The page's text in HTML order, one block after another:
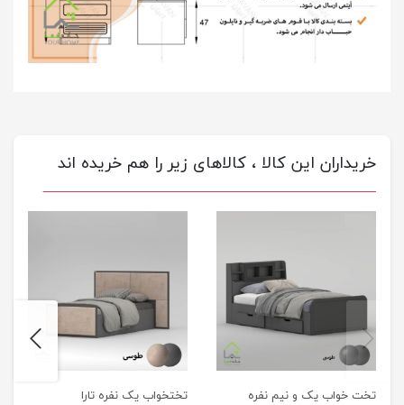
خریداران این کالا ، کالاهای زیر را هم خریده اند
تخت خواب یک و نیم نفره
تختخواب یک نفره تارا
previus